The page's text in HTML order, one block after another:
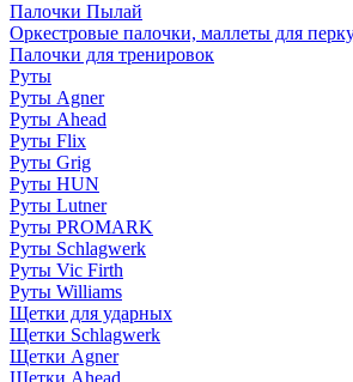
Палочки Пылай
Оркестровые палочки, маллеты для
Палочки для тренировок
Руты
Руты Agner
Руты Ahead
Руты Flix
Руты Grig
Руты HUN
Руты Lutner
Руты PROMARK
Руты Schlagwerk
Руты Vic Firth
Руты Williams
Щетки для ударных
Щетки Schlagwerk
Щетки Agner
Щетки Ahead